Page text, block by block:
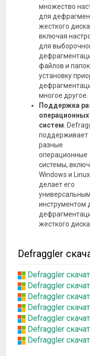
множество
для
жесткого
включая
для
файлов и
установку
многое другое.
Поддержка
операционных
систем .
поддерживает
разные
операционные
системы,
Windows и
делает его
универсальным
инструментом
жесткого диска.
Defraggler
Defraggler
Defraggler
Defraggler
Defraggler
Defraggler
Defraggler
Defraggler